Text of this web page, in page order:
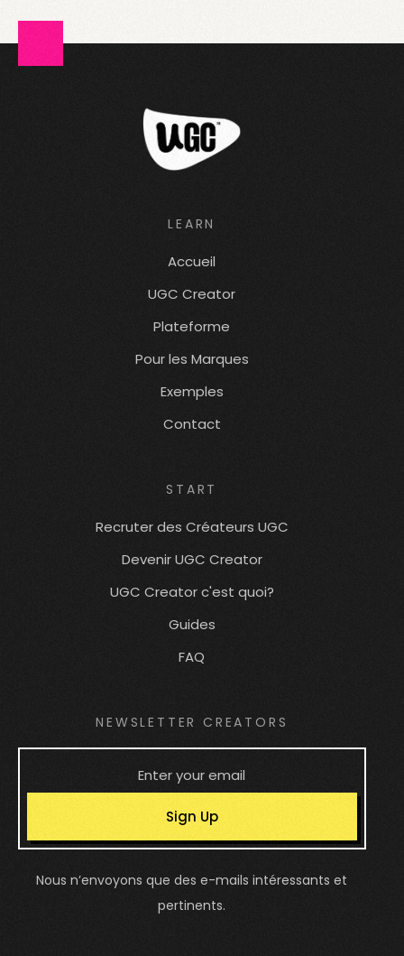
LEARN
Accueil
UGC Creator
Plateforme
Pour les Marques
Exemples
Contact
START
Recruter des Créateurs UGC
Devenir UGC Creator
UGC Creator c'est quoi?
Guides
FAQ
NEWSLETTER CREATORS
Sign Up
Nous n’envoyons que des e-mails intéressants et
pertinents.